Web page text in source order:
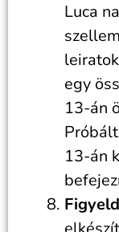
Luca
egy
13-án
13-án